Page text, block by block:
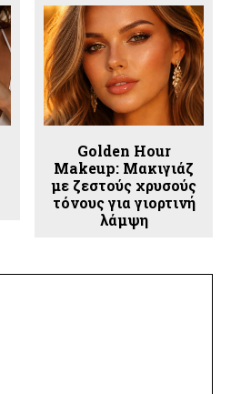
Golden Hour
Makeup: Μακιγιάζ
με ζεστούς χρυσούς
τόνους για γιορτινή
λάμψη